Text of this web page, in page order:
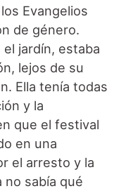
Evangelios
de género.
jardín, estaba
lejos de su
Ella tenía todas
y la
que el festival
en una
el arresto y la
no sabía qué